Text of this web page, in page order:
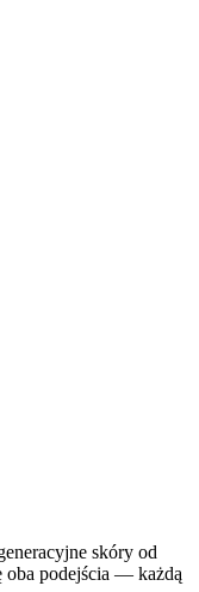
skóry od
oba podejścia — każdą